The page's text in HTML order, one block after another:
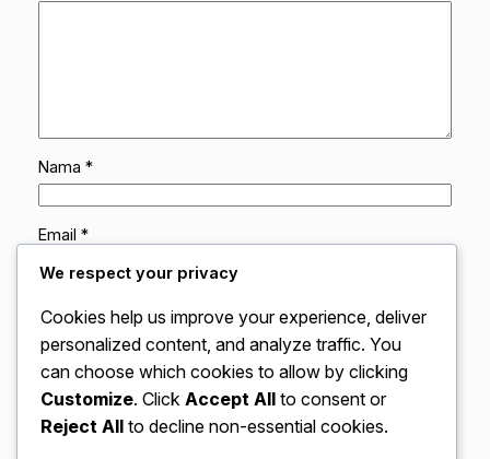
Nama *
Email *
Simpan nama, email, dan situs web saya pada
peramban ini untuk komentar saya berikutnya.
We respect your privacy
Cookies help us improve your experience, deliver
personalized content, and analyze traffic. You
can choose which cookies to allow by clicking
Customize. Click Accept All to consent or
Reject All to decline non-essential cookies.